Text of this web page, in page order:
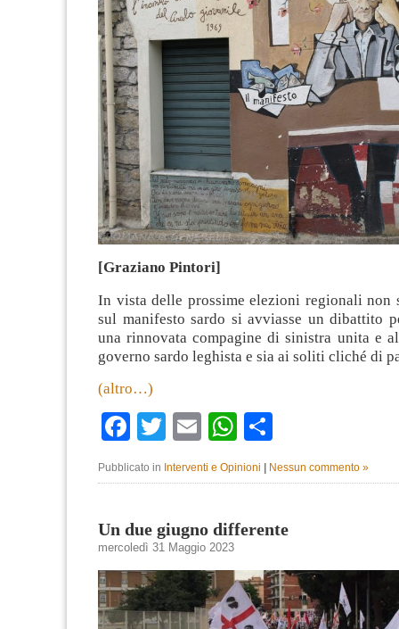
[Graziano Pintori]
In vista delle prossime elezioni regionali non
sul manifesto sardo si avviasse un dibattito
una rinnovata compagine di sinistra unita e
governo sardo leghista e sia ai soliti cliché di
(altro…)
Facebook
TwitterEmailWhatsApp
Pubblicato in Interventi e Opinioni Nessun commento »
Un due giugno differente
mercoledì 31 Maggio 2023